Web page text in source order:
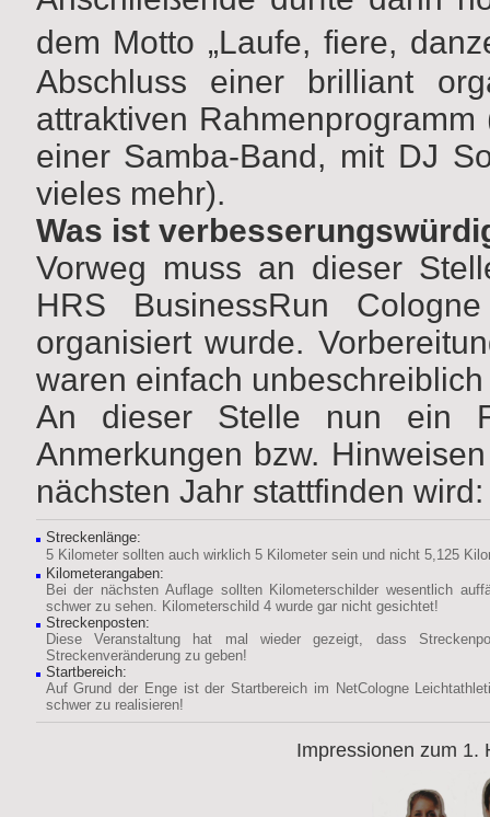
dem Motto „Laufe, fiere,
Abschluss einer brilliant
attraktiven
einer Samba-Band, mit DJ
vieles mehr).
Was ist
Vorweg muss an dieser
HRS BusinessRun
organisiert wurde.
waren einfach
An dieser Stelle nun ein
Anmerkungen bzw.
nächsten Jahrstattfinden wird:
Streckenlänge:
5 Kilometer sollten auch wirklich 5 Kilometer sein und nicht 5,125
Kilometerangaben:
Bei der nächsten Auflage sollten Kilometerschilder wesentlich
schwer zu sehen. Kilometerschild 4 wurde gar nicht gesichtet!
Streckenposten:
Diese Veranstaltung hat mal wieder gezeigt, dass
Streckenveränderung zu geben!
Startbereich:
Auf Grund der Enge ist der Startbereich im NetCologne
schwer zu realisieren!
Impressionen zum 1.